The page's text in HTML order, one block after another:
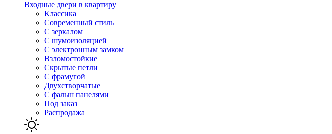
Входные двери в квартиру
Классика
Современный стиль
С зеркалом
С шумоизоляцией
С электронным замком
Взломостойкие
Скрытые петли
С фрамугой
Двухстворчатые
С фальш панелями
Под заказ
Распродажа